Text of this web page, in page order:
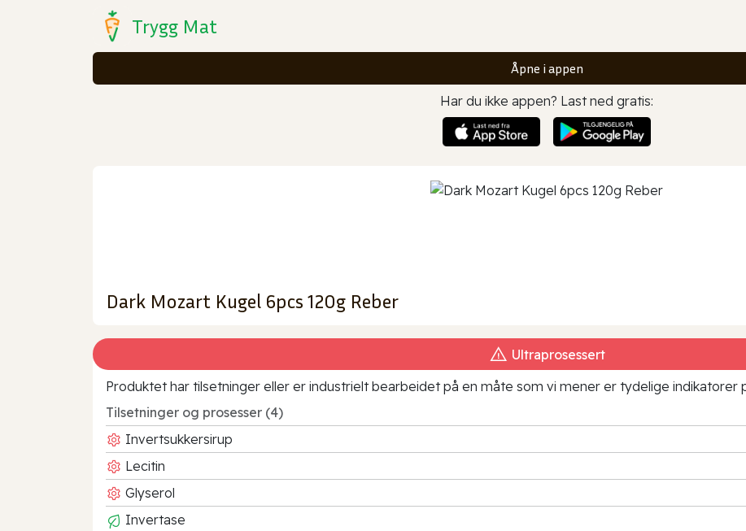
Trygg Mat
Åpne i appen
Har du ikke appen? Last ned gratis:
Dark Mozart Kugel 6pcs 120g Reber
Ultraprosessert
Produktet har tilsetninger eller er industrielt bearbeidet på en måte som vi mener er tydelige indikatorer
Tilsetninger og prosesser (4)
Invertsukkersirup
Lecitin
Glyserol
Invertase